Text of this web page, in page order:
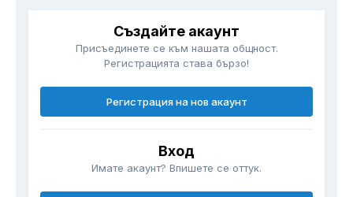
Създайте акаунт
Присъединете се към нашата общност.
Регистрацията става бързо!
Регистрация на нов акаунт
Вход
Имате акаунт? Впишете се оттук.